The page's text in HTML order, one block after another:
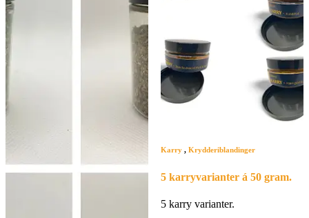
Karry, Krydderiblandinger
5 karryvarianter á 50 gram.
5 karry varianter.